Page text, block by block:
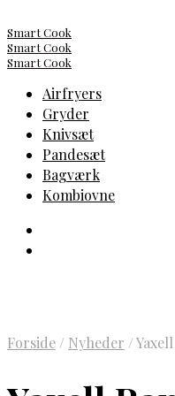
Smart Cook
Smart Cook
Smart Cook
Airfryers
Gryder
Knivsæt
Pandesæt
Bagværk
Kombiovne
Forside / Nyheder /